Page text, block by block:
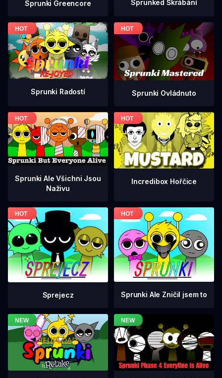
Sprunki Greencore Sprunked Škrábání
Sprunki Radostí Sprunki Ovládnuto
Sprunki Ale Všichni Jsou
Naživu
Incredibox Hořčice
Sprejecz Sprunki Ale Zničil jsem to